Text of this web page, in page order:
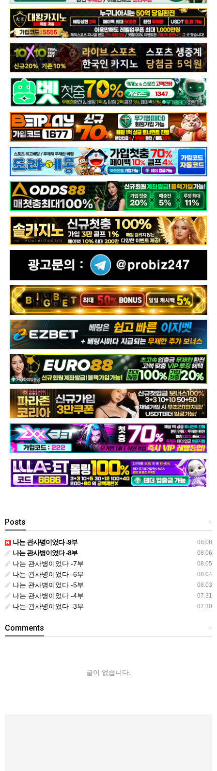
+
Posts
08.08
나는 관사병이었다 -9부
08.06
나는 관사병이었다 -8부
08.05
나는 관사병이었다 -7부
08.04
나는 관사병이었다 -6부
08.03
나는 관사병이었다 -5부
07.31
나는 관사병이었다 -4부
07.30
나는 관사병이었다 -3부
+
Comments
글이 없습니다.